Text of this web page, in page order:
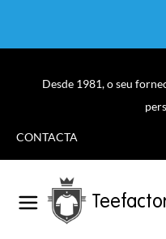
Desde 1981, o seu
CONTACTA